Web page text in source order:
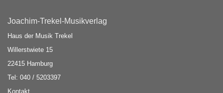
Joachim-Trekel-Musikverlag
Haus der Musik Trekel
Willerstwiete 15
22415 Hamburg
Tel: 040 / 5203397
Kontakt